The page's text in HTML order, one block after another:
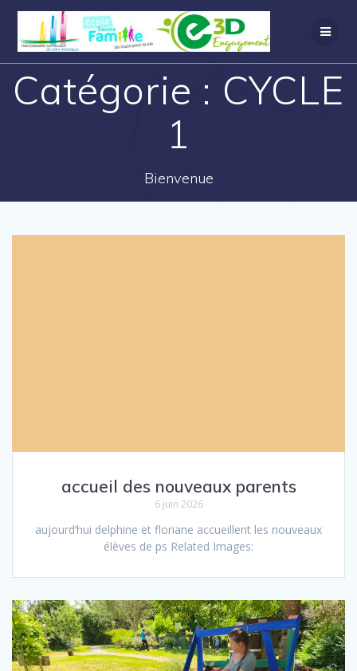
Catégorie : CYCLE
1
Bienvenue
accueil des nouveaux parents
6 juin 2026
aujourd’hui delphine et floriane accueillent les nouveaux
élèves de ps Related Images: